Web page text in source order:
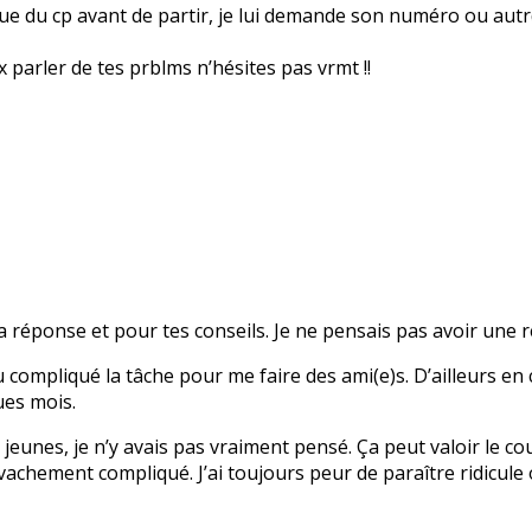
du cp avant de partir, je lui demande son numéro ou
parler de tes prblms n’hésites pas vrmt !!
réponse et pour tes conseils. Je ne pensais pas avoir
la tâche pour me faire des ami(e)s. D’ailleurs
mois.
je n’y avais pas vraiment pensé. Ça peut valoir le
compliqué. J’ai toujours peur de paraître ridicule